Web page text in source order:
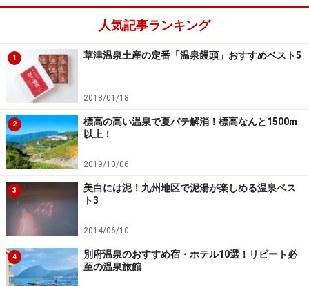
人気記事ランキング
1 草津温泉土産の定番「温泉饅頭」おすすめベスト5
2018/01/18
2
標高の高い温泉で夏バテ解消！標高なんと1500m
以上！
2019/10/06
3
美白には泥！九州地区で泥湯が楽しめる温泉ベス
ト3
2014/06/10
4
別府温泉のおすすめ宿・ホテル10選！リピート必
至の温泉旅館